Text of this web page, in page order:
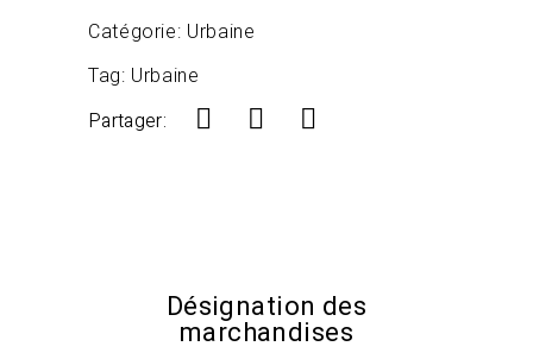
Catégorie: Urbaine
Tag: Urbaine
Partager:
Désignation des
marchandises